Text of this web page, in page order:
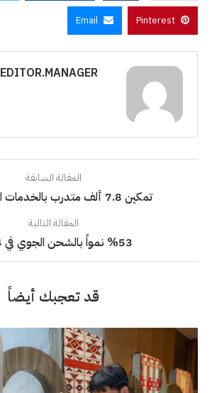
Pinterest
Email
EDITOR.MANAGER
المقالة السابقة
تمكين 7.8 ألف متدرب بالخدمات اللوجستية
المقالة التالية
%53 نمواً بالشحن الجوي في 2024
قد تعجبك أيضاً